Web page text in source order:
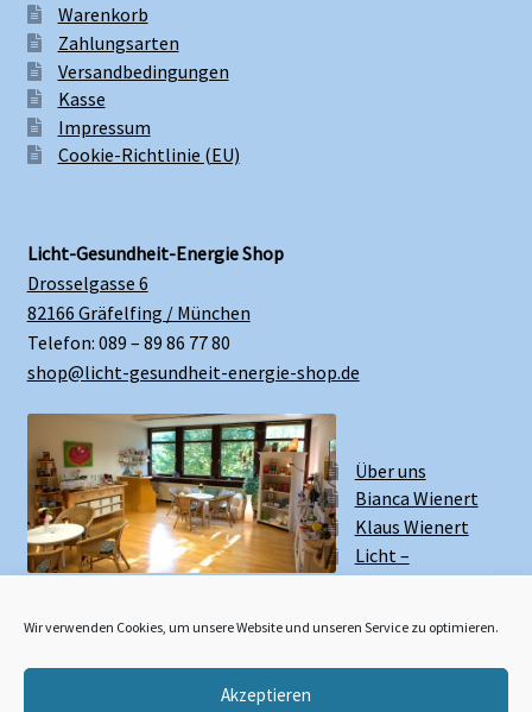
Wir verwenden Cookies, um unsere Website und unseren Service zu optimieren.
Akzeptieren
Warenkorb
Zahlungsarten
Versandbedingungen
Kasse
Impressum
Cookie-Richtlinie (EU)
Licht-Gesundheit-Energie Shop
Drosselgasse 6
82166 Gräfelfing / München
Telefon: 089 – 89 86 77 80
shop@licht-gesundheit-energie-shop.de
Über uns
Bianca Wienert
Klaus Wienert
Licht –
Gesundheit –